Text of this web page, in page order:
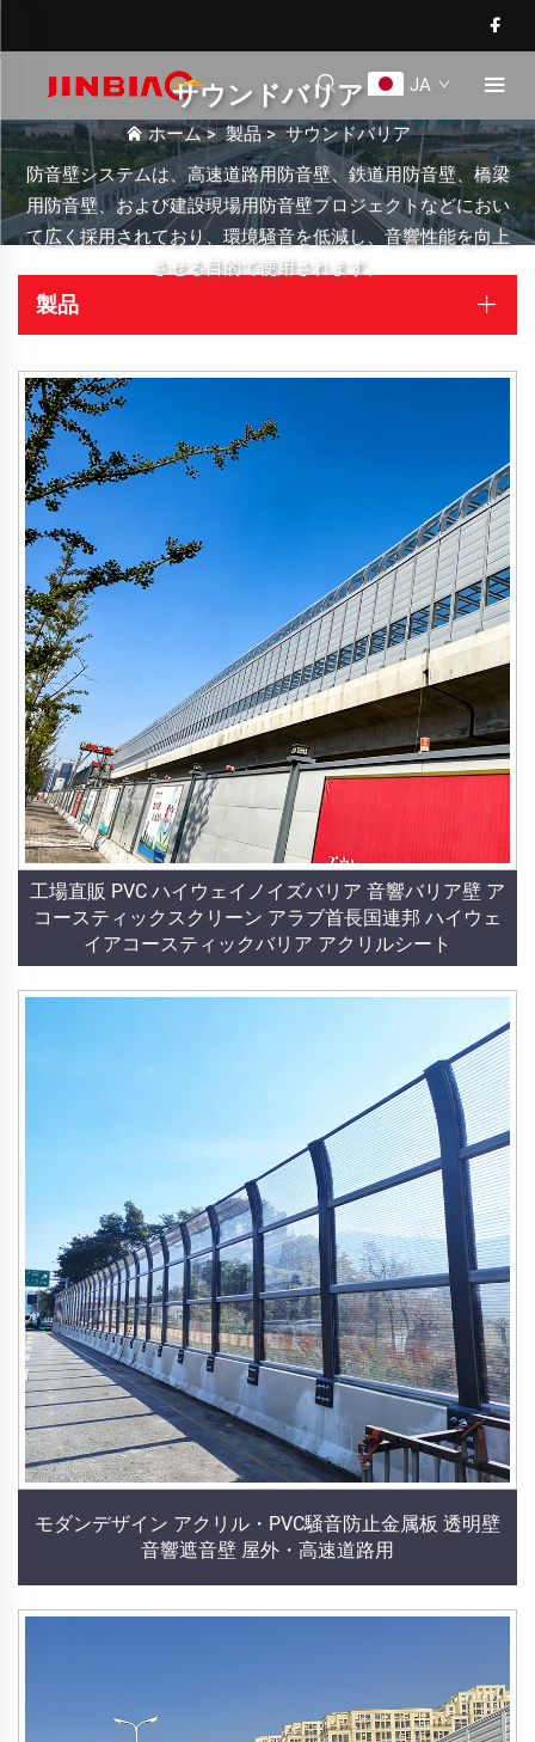
JA
サウンドバリア
ホーム>製品>サウンドバリア
防音壁システムは、高速道路用防音壁、鉄道用防音壁、橋梁
用防音壁、および建設現場用防音壁プロジェクトなどにおい
て広く採用されており、環境騒音を低減し、音響性能を向上
させる目的で使用されます。
製品
工場直販 PVC ハイウェイノイズバリア 音響バリア壁 ア
コースティックスクリーン アラブ首長国連邦 ハイウェ
イアコースティックバリア アクリルシート
モダンデザイン アクリル・PVC騒音防止金属板 透明壁
音響遮音壁 屋外・高速道路用